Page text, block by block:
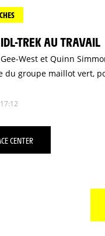
TREK AU TRAVAIL
West et Quinn
du groupe maillot vert,
CENTER